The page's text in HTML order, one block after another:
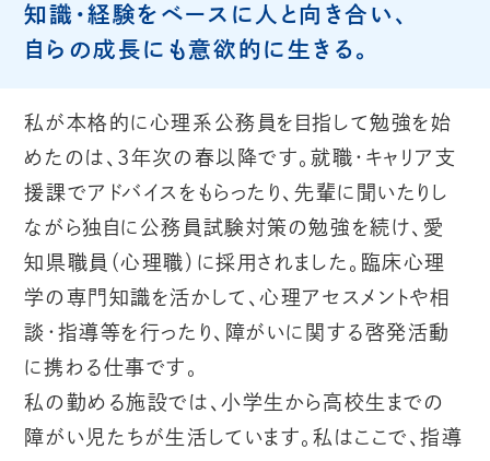
知識・経験をベースに人と向き合い、
自らの成長にも意欲的に生きる。
私が本格的に心理系公務員を目指して勉強を始
めたのは、3年次の春以降です。就職・キャリア支
援課でアドバイスをもらったり、先輩に聞いたりし
ながら独自に公務員試験対策の勉強を続け、愛
知県職員（心理職）に採用されました。臨床心理
学の専門知識を活かして、心理アセスメントや相
談・指導等を行ったり、障がいに関する啓発活動
に携わる仕事です。
私の勤める施設では、小学生から高校生までの
障がい児たちが生活しています。私はここで、指導